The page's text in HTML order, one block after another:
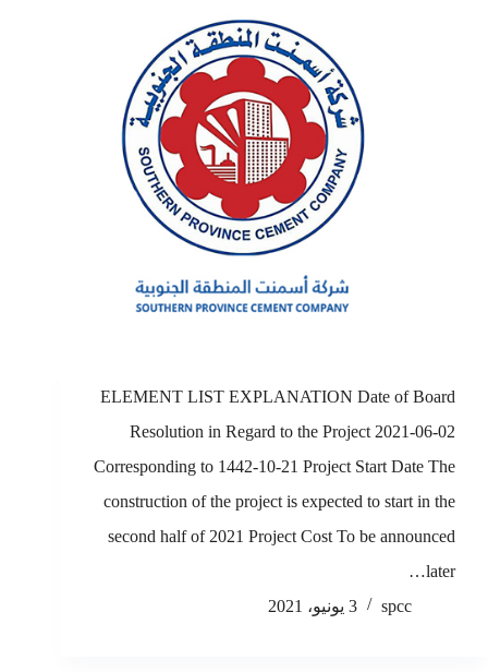
ELEMENT LIST EXPLANATION Date of Board
Resolution in Regard to the Project 2021-06-02
Corresponding to 1442-10-21 Project Start Date The
construction of the project is expected to start in the
second half of 2021 Project Cost To be announced
later…
spcc
3 يونيو، 2021